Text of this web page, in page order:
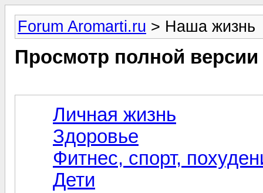
Forum Aromarti.ru > Наша жизнь
Просмотр полной
Личная жизнь
Здоровье
Фитнес, спорт,
Дети